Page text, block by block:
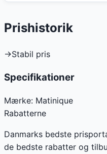
Prishistorik
→Stabil pris
Specifikationer
Mærke: Matinique
Rabatterne
Danmarks bedste
de bedste rabatter og